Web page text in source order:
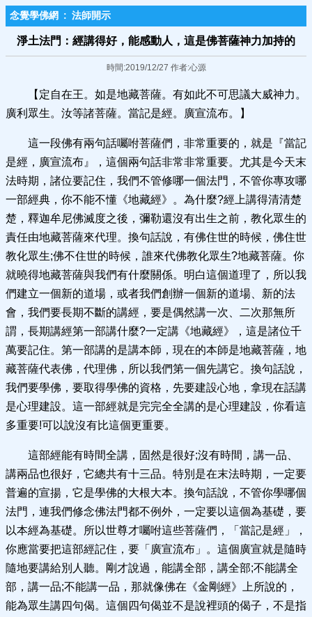
念覺學佛網 : 法師開示
淨土法門：經講得好，能感動人，這是佛菩薩神力加持的
時間:2019/12/27 作者:心源
【定自在王。如是地藏菩薩。有如此不可思議大威神力。
廣利眾生。汝等諸菩薩。當記是經。廣宣流布。】
這一段佛有兩句話囑咐菩薩們，非常重要的，就是『當記
是經，廣宣流布』，這個兩句話非常非常重要。尤其是今天末
法時期，諸位要記住，我們不管修哪一個法門，不管你專攻哪
一部經典，你不能不懂《地藏經》。為什麼?經上講得清清楚
楚，釋迦牟尼佛滅度之後，彌勒還沒有出生之前，教化眾生的
責任由地藏菩薩來代理。換句話說，有佛住世的時候，佛住世
教化眾生;佛不住世的時候，誰來代佛教化眾生?地藏菩薩。你
就曉得地藏菩薩與我們有什麼關係。明白這個道理了，所以我
們建立一個新的道場，或者我們創辦一個新的道場、新的法
會，我們要長期不斷的講經，要是偶然講一次、二次那無所
謂，長期講經第一部講什麼?一定講《地藏經》，這是諸位千
萬要記住。第一部講的是講本師，現在的本師是地藏菩薩，地
藏菩薩代表佛，代理佛，所以我們第一個先講它。換句話說，
我們要學佛，要取得學佛的資格，先要建設心地，拿現在話講
是心理建設。這一部經就是完完全全講的是心理建設，你看這
多重要!可以說沒有比這個更重要。
這部經能有時間全講，固然是很好;沒有時間，講一品、
講兩品也很好，它總共有十三品。特別是在末法時期，一定要
普遍的宣揚，它是學佛的大根大本。換句話說，不管你學哪個
法門，連我們修念佛法門都不例外，一定要以這個為基礎，要
以本經為基礎。所以世尊才囑咐這些菩薩們，「當記是經」，
你應當要把這部經記住，要「廣宣流布」。這個廣宣就是隨時
隨地要講給別人聽。剛才說過，能講全部，講全部;不能講全
部，講一品;不能講一品，那就像佛在《金剛經》上所說的，
能為眾生講四句偈。這個四句偈並不是說裡頭的偈子，不是指